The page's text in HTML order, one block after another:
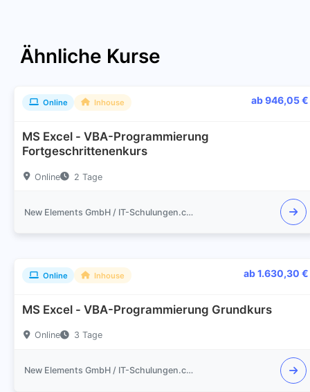
Ähnliche Kurse
Online Inhouse ab 946,05 €
MS Excel - VBA-Programmierung
Fortgeschrittenenkurs
Online 2 Tage
New Elements GmbH / IT-Schulungen.com
Online Inhouse ab 1.630,30 €
MS Excel - VBA-Programmierung Grundkurs
Online 3 Tage
New Elements GmbH / IT-Schulungen.com